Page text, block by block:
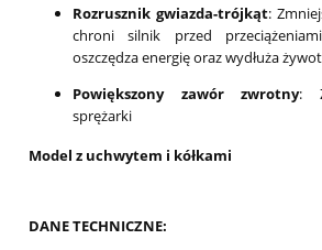
Rozrusznik gwiazda-trójkąt:
chroni silnik przed
oszczędza energię oraz wydłuża
Powiększony zawór zwrotny:
sprężarki
Model z uchwytem i kółkami
DANE TECHNICZNE: